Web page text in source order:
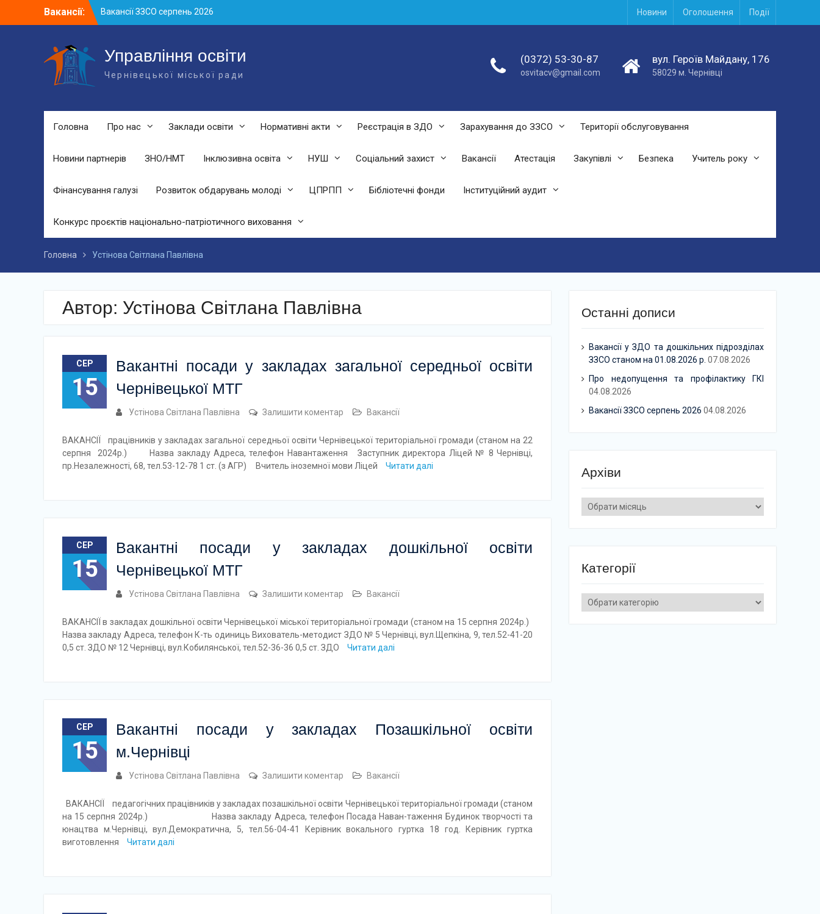
Вакансії:
Вакансії ЗЗСО серпень 2026
Вакансії ЗЗСО червень 2026
підрозділах ЗЗСО станом на 01.08.2026
р.
Новини Оголошення Події
Управління освіти
Чернівецької міської ради
(0372) 53-30-87
osvitacv@gmail.com
вул. Героїв Майдану, 176
58029 м. Чернівці
Головна Про нас Заклади освіти Нормативні акти Реєстрація в ЗДО Зарахування до ЗЗСО Території обслуговування
Новини партнерів ЗНО/НМТ Інклюзивна освіта НУШ Соціальний захист Вакансії Атестація Закупівлі Безпека Учитель року
Фінансування галузі Розвиток обдарувань молоді ЦПРПП Бібліотечні фонди Інституційний аудит
Конкурс проєктів національно-патріотичного виховання
Головна Устінова Світлана Павлівна
Автор: Устінова Світлана Павлівна
СЕР
15
Вакантні посади у закладах загальної середньої освіти
Чернівецької МТГ
Устінова Світлана Павлівна Залишити коментар Вакансії
ВАКАНСІЇ працівників у закладах загальної середньої освіти Чернівецької територіальної громади (станом на 22
серпня 2024р.) Назва закладу Адреса, телефон Навантаження Заступник директора Ліцей № 8 Чернівці,
пр.Незалежності, 68, тел.53-12-78 1 ст. (з АГР) Вчитель іноземної мови Ліцей
Читати далі
СЕР
15
Вакантні посади у закладах дошкільної освіти
Чернівецької МТГ
Устінова Світлана Павлівна Залишити коментар Вакансії
ВАКАНСІЇ в закладах дошкільної освіти Чернівецької міської територіальної громади (станом на 15 серпня 2024р.)
Назва закладу Адреса, телефон К-ть одиниць Вихователь-методист ЗДО № 5 Чернівці, вул.Щепкіна, 9, тел.52-41-20
0,5 ст. ЗДО № 12 Чернівці, вул.Кобилянської, тел.52-36-36 0,5 ст. ЗДО
Читати далі
СЕР
15
Вакантні посади у закладах Позашкільної освіти
м.Чернівці
Устінова Світлана Павлівна Залишити коментар Вакансії
ВАКАНСІЇ педагогічних працівників у закладах позашкільної освіти Чернівецької територіальної громади (станом
на 15 серпня 2024р.) Назва закладу Адреса, телефон Посада Наван-таження Будинок творчості та
юнацтва м.Чернівці, вул.Демократична, 5, тел.56-04-41 Керівник вокального гуртка 18 год. Керівник гуртка
виготовлення
Читати далі
Останні дописи
Вакансії у ЗДО та дошкільних підрозділах
ЗЗСО станом на 01.08.2026 р. 07.08.2026
Про недопущення та профілактику ГКІ
04.08.2026
Вакансії ЗЗСО серпень 2026 04.08.2026
Архіви
Архіви
Категорії
Категорії